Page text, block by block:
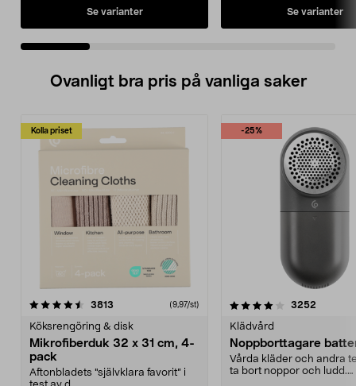
Se varianter Se varianter
Ovanligt bra pris på vanliga saker
Kolla priset
3813 (9,97/st)
Köksrengöring & disk
Mikrofiberduk 32 x 31 cm, 4-
pack
Aftonbladets "självklara favorit” i
-25%
4.0av 5 stjärnor 3252
Klädvård
Noppborttagare
Vårda kläder och andra
ta bort noppor och ludd.
4.5av 5 stjärnor